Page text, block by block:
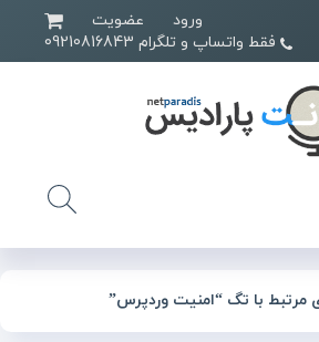
ورود
عضویت
با تگ “امنیت وردپرس”